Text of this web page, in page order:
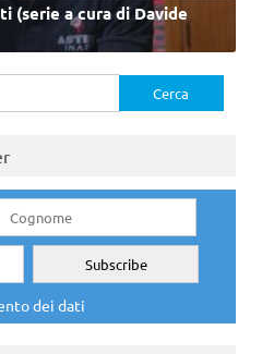
(serie a cura di Davide
dei dati